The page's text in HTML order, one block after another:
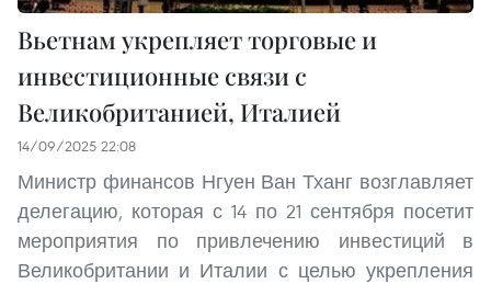
Вьетнам укрепляет торговые и
инвестиционные связи с
Великобританией, Италией
14/09/2025 22:08
Министр финансов Нгуен Ван Тханг возглавляет
делегацию, которая с 14 по 21 сентября посетит
мероприятия по привлечению инвестиций в
Великобритании и Италии с целью укрепления